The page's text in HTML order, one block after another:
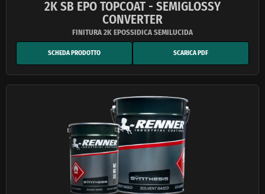
2K SB EPO TOPCOAT - SEMIGLOSSY
CONVERTER
SCHEDA PRODOTTO SCARICA PDF